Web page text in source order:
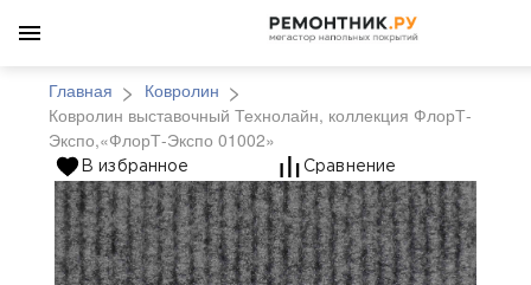
Главная
Ковролин
Ковролин выставочный Технолайн, коллекция ФлорТ-
Экспо,«ФлорТ-Экспо 01002»
Ковролин
В избранное Сравнение